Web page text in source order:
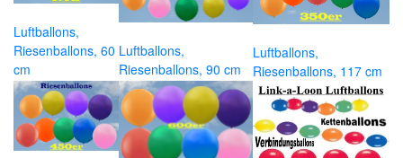
Luftballons,
Riesenballons, 60
cm
Luftballons,
Riesenballons, 90 cm
Luftballons,
Riesenballons, 117 cm